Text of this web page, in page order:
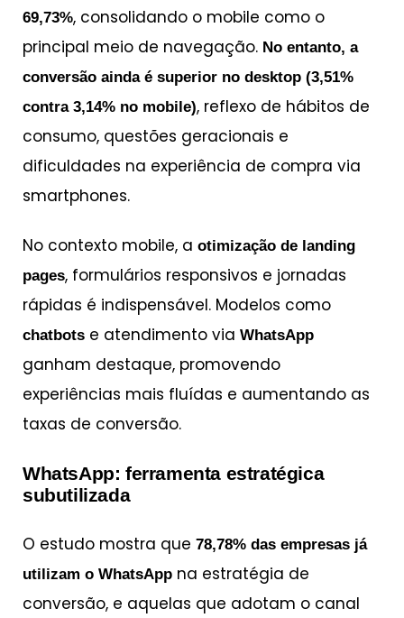
69,73%, consolidando o mobile como o
principal meio de navegação. No entanto, a
conversão ainda é superior no desktop (3,51%
contra 3,14% no mobile), reflexo de hábitos de
consumo, questões geracionais e
dificuldades na experiência de compra via
smartphones.
No contexto mobile, a otimização de landing
pages, formulários responsivos e jornadas
rápidas é indispensável. Modelos como
chatbots e atendimento via WhatsApp
ganham destaque, promovendo
experiências mais fluídas e aumentando as
taxas de conversão.
WhatsApp: ferramenta estratégica
subutilizada
O estudo mostra que 78,78% das empresas já
utilizam o WhatsApp na estratégia de
conversão, e aquelas que adotam o canal